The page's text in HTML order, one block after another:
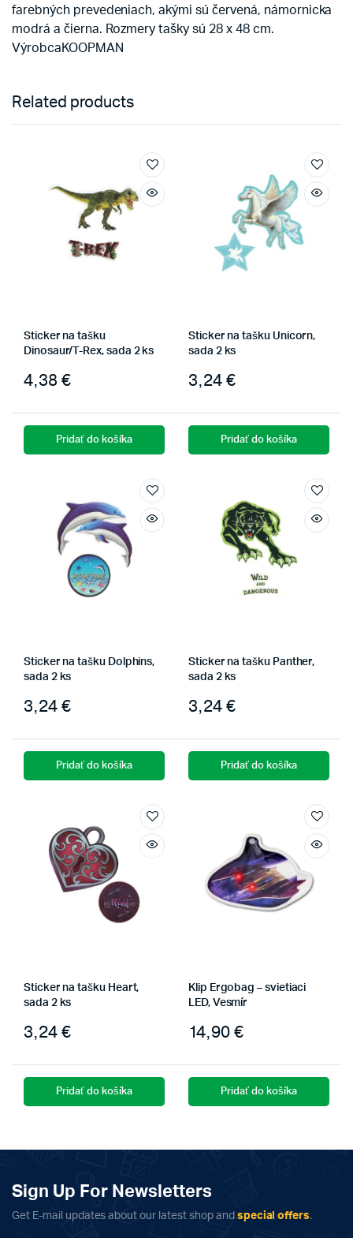
farebných prevedeniach, akými sú červená, námornicka
modrá a čierna. Rozmery tašky sú 28 x 48 cm.
VýrobcaKOOPMAN
Related products
Sticker na tašku
Dinosaur/T-Rex, sada 2 ks
4,38 €
Pridať do košíka
Sticker na tašku Unicorn,
sada 2 ks
3,24€
Pridať do košíka
Sticker na tašku Dolphins,
sada 2 ks
3,24€
Pridať do košíka
Sticker na tašku Panther,
sada 2 ks
3,24€
Pridať do košíka
Sticker na tašku Heart,
sada 2 ks
3,24€
Pridať do košíka
Klip Ergobag – svietiaci
LED, Vesmír
14,90€
Pridať do košíka
Sign Up For Newsletters
Get E-mail updates about our latest shop and special offers.